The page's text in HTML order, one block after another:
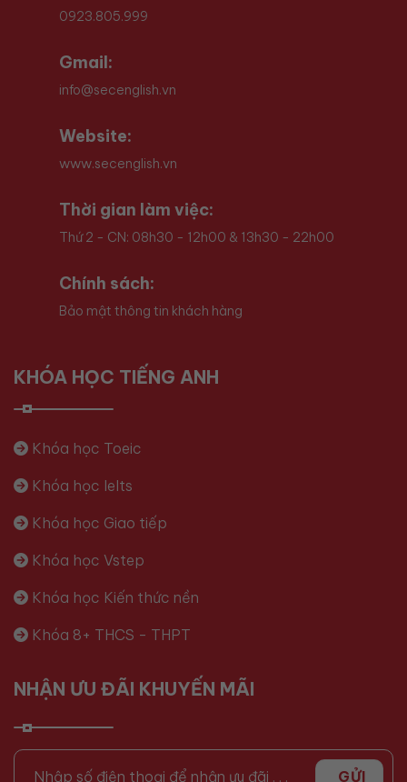
0923.805.999
Gmail:
info@secenglish.vn
Website:
www.secenglish.vn
Thời gian làm việc:
Thứ 2 - CN: 08h30 - 12h00 & 13h30 - 22h00
Chính sách:
Bảo mật thông tin khách hàng
KHÓA HỌC TIẾNG ANH
Khóa học Toeic
Khóa học Ielts
Khóa học Giao tiếp
Khóa học Vstep
Khóa học Kiến thức nền
Khóa 8+ THCS - THPT
NHẬN ƯU ĐÃI KHUYẾN MÃI